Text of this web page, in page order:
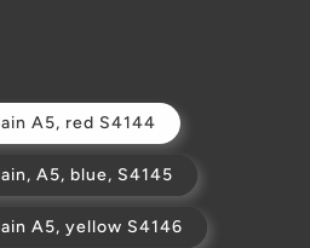
A5, red S4144
A5, blue, S4145
A5, yellow S4146